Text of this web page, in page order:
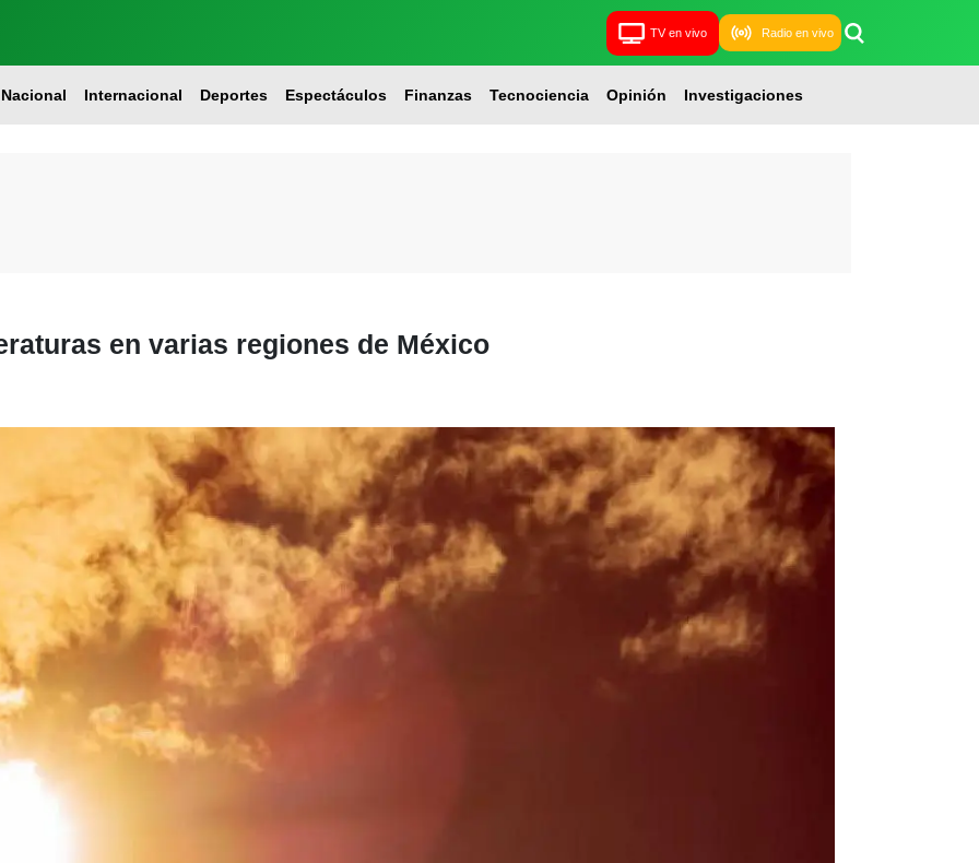
TV en vivo Radio en vivo
Nacional Internacional Deportes Espectáculos Finanzas Tecnociencia Opinión Investigaciones
en varias regiones de México